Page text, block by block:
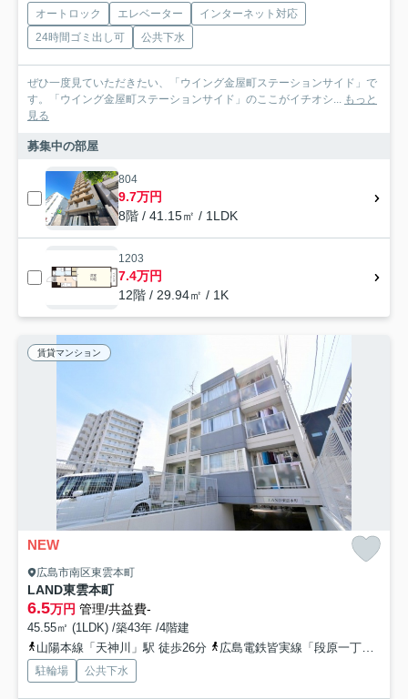
オートロック エレベーター
インターネット対応
24時間ゴミ出し可
公共下水
ぜひ一度見ていただきたい、「ウイング金屋町ステーションサイド」で
す。「ウイング金屋町ステーションサイド」のここがイチオシ... もっと
見る
募集中の部屋
804
9.7万円
8階 / 41.15㎡ / 1LDK
1203
7.4万円
12階 / 29.94㎡ / 1K
賃貸マンション
NEW
広島市南区東雲本町
LAND東雲本町
6.5万円 管理/共益費-
45.55㎡ (1LDK) /築43年 /4階建
山陽本線「天神川」駅 徒歩26分
広島電鉄皆実線「段原一丁目」駅 徒歩26分
駐輪場 公共下水